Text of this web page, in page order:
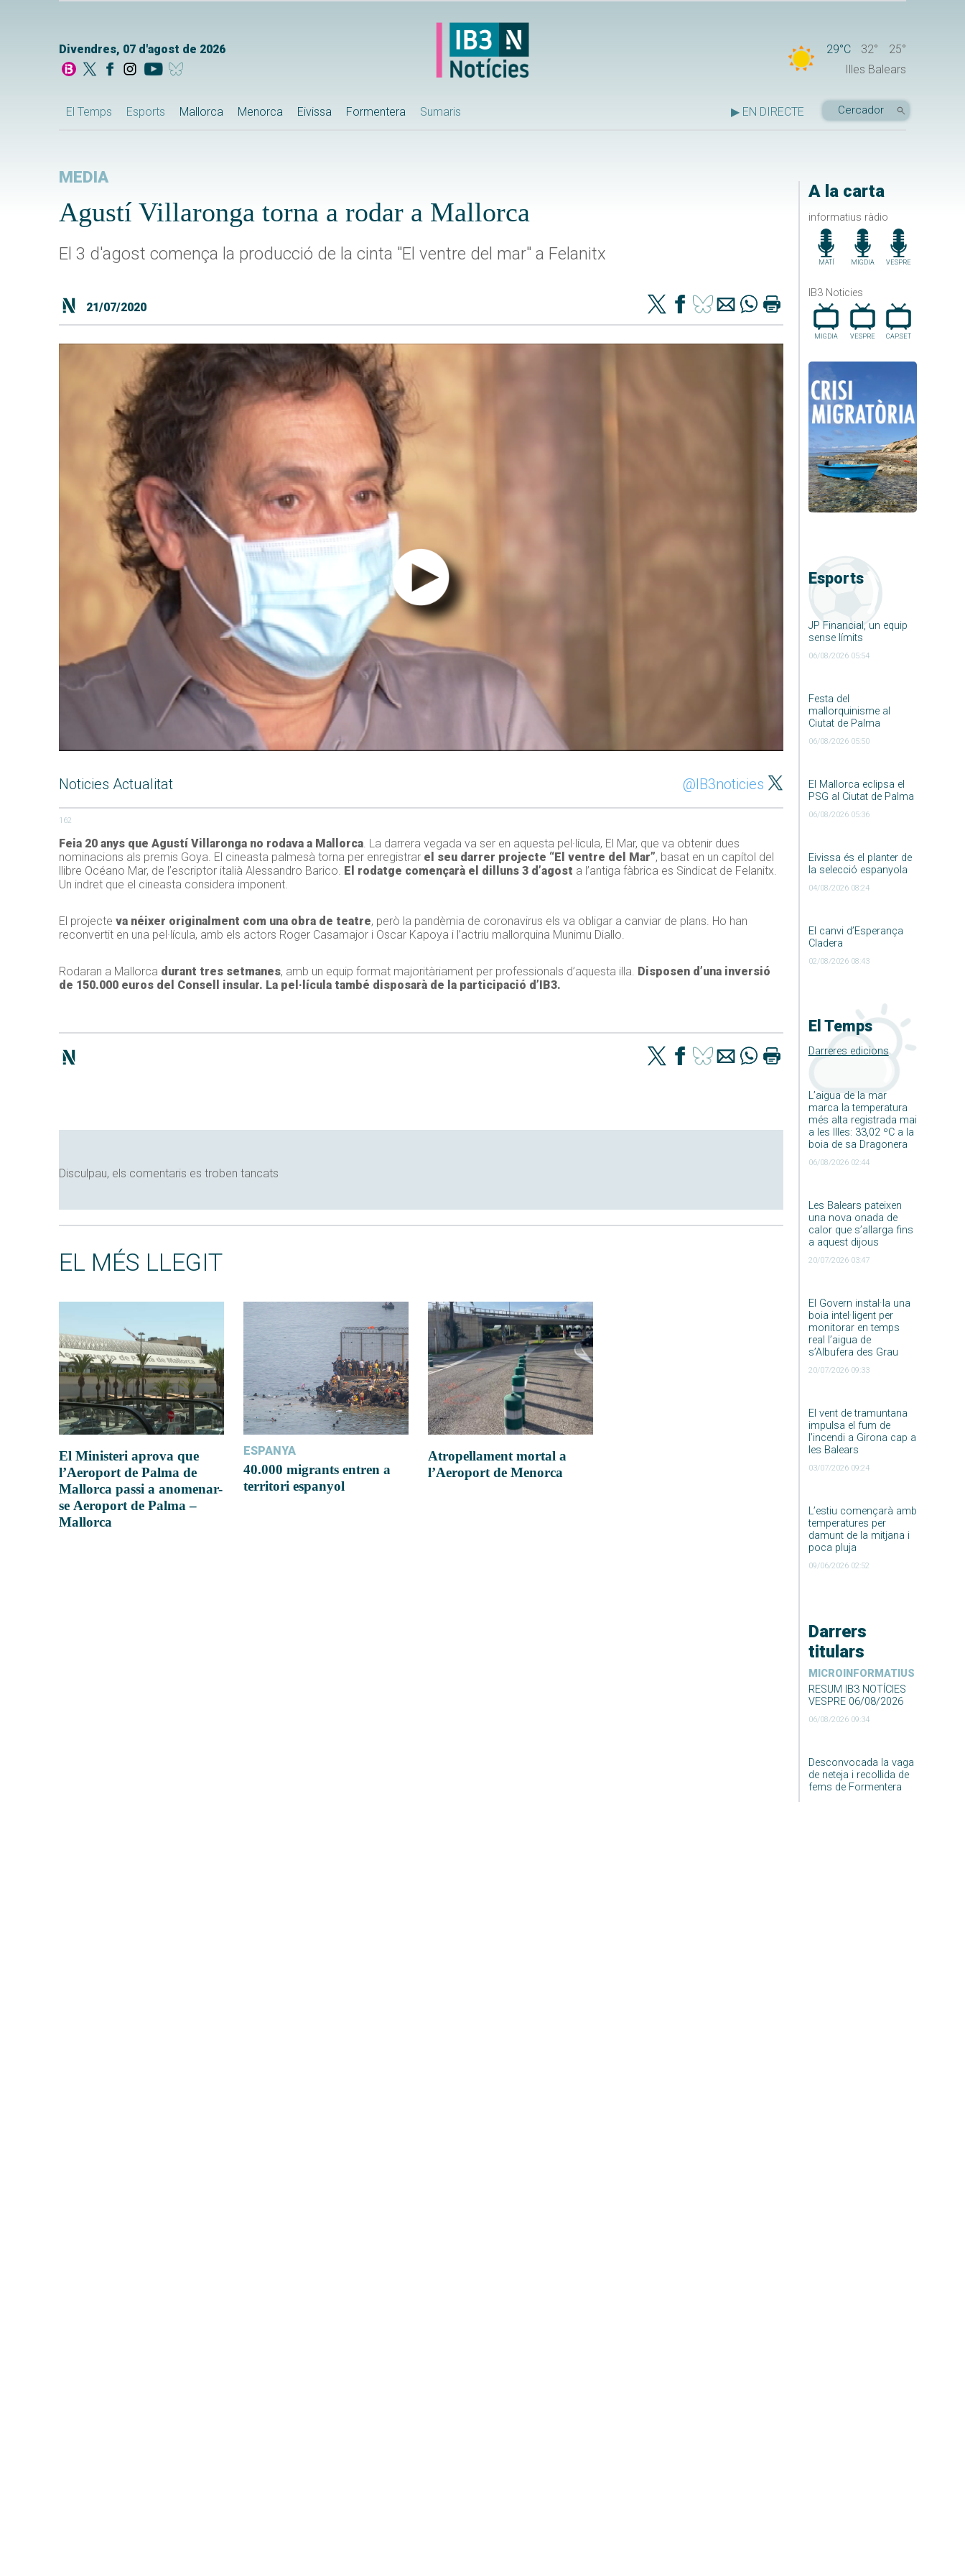
Divendres, 07 d'agost de 2026 29°C 32°
25°
Illes Balears
El Temps Esports Mallorca Menorca Eivissa Formentera Sumaris ▶ EN DIRECTE
A la carta
informatius ràdio
MATÍ MIGDIA VESPRE
IB3 Noticies
MIGDIA VESPRE CAP.SET
Esports
JP Financial, un equip
sense límits
06/08/2026 05:54
Festa del
mallorquinisme al
Ciutat de Palma
06/08/2026 05:50
El Mallorca eclipsa el
PSG al Ciutat de Palma
06/08/2026 05:36
Eivissa és el planter de
la selecció espanyola
04/08/2026 08:24
El canvi d’Esperança
Cladera
02/08/2026 08:43
El Temps
Darreres edicions
L’aigua de la mar
marca la temperatura
més alta registrada mai
a les Illes: 33,02 ºC a la
boia de sa Dragonera
06/08/2026 02:44
Les Balears pateixen
una nova onada de
calor que s’allarga fins
a aquest dijous
20/07/2026 03:47
El Govern instal·la una
boia intel·ligent per
monitorar en temps
real l’aigua de
s’Albufera des Grau
20/07/2026 09:33
El vent de tramuntana
impulsa el fum de
l’incendi a Girona cap a
les Balears
03/07/2026 09:24
L’estiu començarà amb
temperatures per
damunt de la mitjana i
poca pluja
09/06/2026 02:52
Darrers
titulars
MICROINFORMATIUS
RESUM IB3 NOTÍCIES
VESPRE 06/08/2026
06/08/2026 09:34
Desconvocada la vaga
de neteja i recollida de
fems de Formentera
MEDIA
Agustí Villaronga torna a rodar a Mallorca
El 3 d'agost comença la producció de la cinta "El ventre del mar" a Felanitx
21/07/2020
Noticies Actualitat @IB3noticies
162
Feia 20 anys que Agustí Villaronga no rodava a Mallorca. La darrera vegada va ser en aquesta pel·lícula, El Mar, que va obtenir dues
nominacions als premis Goya. El cineasta palmesà torna per enregistrar el seu darrer projecte “El ventre del Mar”, basat en un capítol del
llibre Océano Mar, de l’escriptor italià Alessandro Barico. El rodatge començarà el dilluns 3 d’agost a l’antiga fàbrica es Sindicat de Felanitx.
Un indret que el cineasta considera imponent.
El projecte va néixer originalment com una obra de teatre, però la pandèmia de coronavirus els va obligar a canviar de plans. Ho han
reconvertit en una pel·lícula, amb els actors Roger Casamajor i Oscar Kapoya i l’actriu mallorquina Munimu Diallo.
Rodaran a Mallorca durant tres setmanes, amb un equip format majoritàriament per professionals d’aquesta illa. Disposen d’una inversió
de 150.000 euros del Consell insular. La pel·lícula també disposarà de la participació d’IB3.
Disculpau, els comentaris es troben tancats
EL MÉS LLEGIT
El Ministeri aprova que
l’Aeroport de Palma de
Mallorca passi a anomenar-
se Aeroport de Palma –
Mallorca
ESPANYA
40.000 migrants entren a
territori espanyol
Atropellament mortal a
l’Aeroport de Menorca